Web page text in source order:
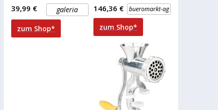
leckeren Plätzchen. Mit
den zwei Lochscheiben
galeria
39,99 €
zum Shop*
Produktinformationen:
Material: Edelstahl
Leistung: 2000 Watt Farbe:
silber Maße: (BxHxT) 37,0
bueromarkt-ag
146,36 €
zum Shop*